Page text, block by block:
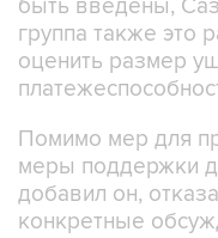
быть введены,
группа также это
оценить размер
Помимо мер для
меры поддержки
добавил он,
конкретные